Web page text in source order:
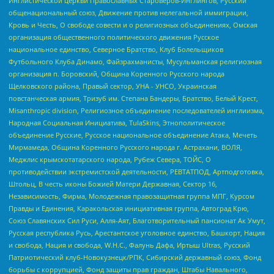
общенациональный союз, Движение против нелегальной иммиграции,
Кровь и Честь, О свободе совести и о религиозных объединениях, Омская
организация общественного политического движения Русское
национальное единство, Северное Братство, Клуб Болельщиков
Футбольного Клуба Динамо, Файзрахманисты, Мусульманская религиозная
организация п. Боровский, Община Коренного Русского народа
Щелковского района, Правый сектор, УНА - УНСО, Украинская
повстанческая армия, Тризуб им. Степана Бандеры, Братство, Белый Крест,
Misanthropic division, Религиозное объединение последователей инглиизма,
Народная Социальная Инициатива, TulaSkins, Этнополитическое
объединение Русские, Русское национальное объединение Атака, Мечеть
Мирмамеда, Община Коренного Русского народа г. Астрахани, ВОЛЯ,
Меджлис крымскотатарского народа, Рубеж Севера, ТОЙС, О
противодействии экстремистской деятельности, РЕВТАТПОД, Артподготовка,
Штольц, В честь иконы Божией Матери Державная, Сектор 16,
Независимость, Фирма, Молодежная правозащитная группа МПГ, Курсом
Правды и Единения, Каракольская инициативная группа, Автоград Крю,
Союз Славянских Сил Руси, Алля-Аят, Благотворительный пансионат Ак Умут,
Русская республика Русь, Арестантское уголовное единство, Башкорт, Нация
и свобода, Нация и свобода, W.H.С., Фалунь Дафа, Иртыш Ultras, Русский
Патриотический клуб-Новокузнецк/РПК, Сибирский державный союз, Фонд
борьбы с коррупцией, Фонд защиты прав граждан, Штабы Навального,